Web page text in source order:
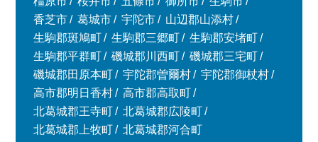
香芝市
葛城市 宇陀市
山辺郡山添村
生駒郡斑鳩町
生駒郡三郷町
生駒郡安堵町
生駒郡平群町
磯城郡川西町
磯城郡三宅町
磯城郡田原本町
宇陀郡曽爾村
宇陀郡御杖村
高市郡明日香村
高市郡高取町
北葛城郡王寺町
北葛城郡広陵町
北葛城郡上牧町
北葛城郡河合町